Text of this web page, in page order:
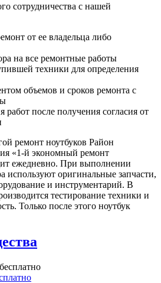
сотрудничества с нашей
от ее владельца либо
на все ремонтные работы
техники для определения
объемов и сроков ремонта с
работ после получения согласия от
ремонт ноутбуков Район
«1-й экономный ремонт
ежедневно. При выполнении
используют оригинальные запчасти,
и инструментарий. В
тестирование техники и
Только после этого ноутбук